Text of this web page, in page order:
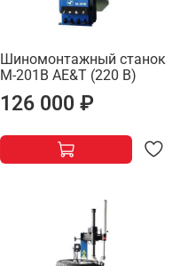
Шиномонтажный станок
M-201B AE&T (220 В)
126 000 ₽